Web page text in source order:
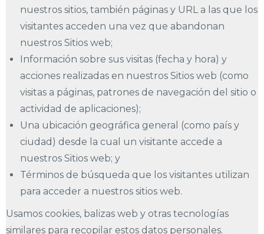
nuestros sitios, también páginas y URL a las que los
visitantes acceden una vez que abandonan
nuestros Sitios web;
Información sobre sus visitas (fecha y hora) y
acciones realizadas en nuestros Sitios web (como
visitas a páginas, patrones de navegación del sitio o
actividad de aplicaciones);
Una ubicación geográfica general (como país y
ciudad) desde la cual un visitante accede a
nuestros Sitios web; y
Términos de búsqueda que los visitantes utilizan
para acceder a nuestros sitios web.
Usamos cookies, balizas web y otras tecnologías
similares para recopilar estos datos personales.